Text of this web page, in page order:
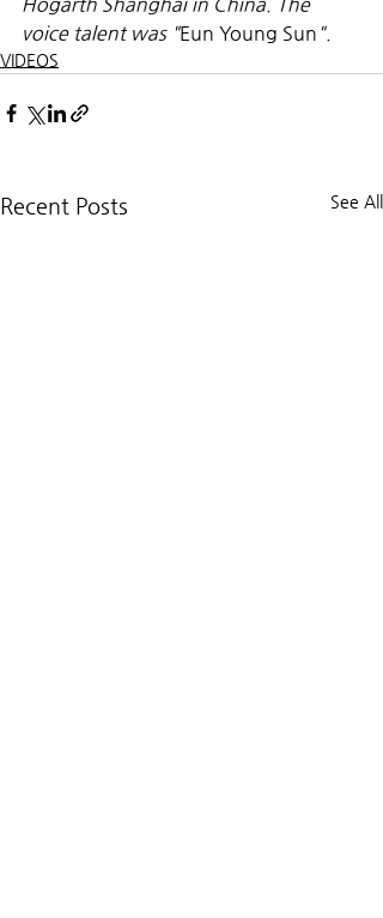
voice talent was "Eun Young Sun ".
VIDEOS
Recent Posts See All